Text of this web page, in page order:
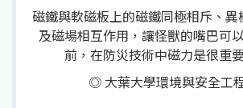
磁鐵與軟磁板上的磁鐵同極相斥、
及磁場相互作用，讓怪獸的嘴巴可
前，在防災技術中磁力是很重
◎ 大葉大學環境與安全工